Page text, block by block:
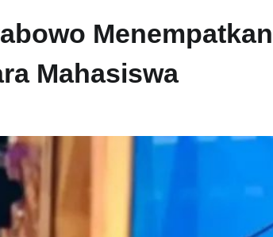
Mahasiswa